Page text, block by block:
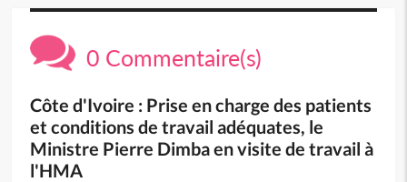
0 Commentaire(s)
Côte d'Ivoire : Prise en charge des patients
et conditions de travail adéquates, le
Ministre Pierre Dimba en visite de travail à
l'HMA